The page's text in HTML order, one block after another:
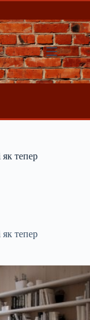
як тепер
як тепер